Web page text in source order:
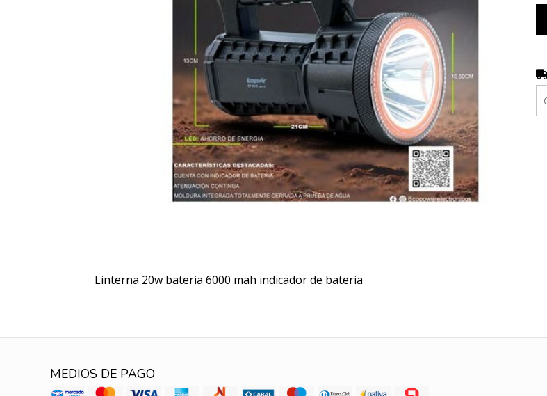
Linterna 20w bateria 6000 mah indicador de bateria
MEDIOS DE PAGO